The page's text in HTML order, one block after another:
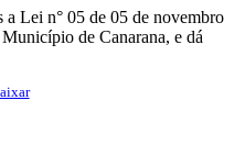
a Lei n° 05 de 05 de novembro
de Canarana, e dá